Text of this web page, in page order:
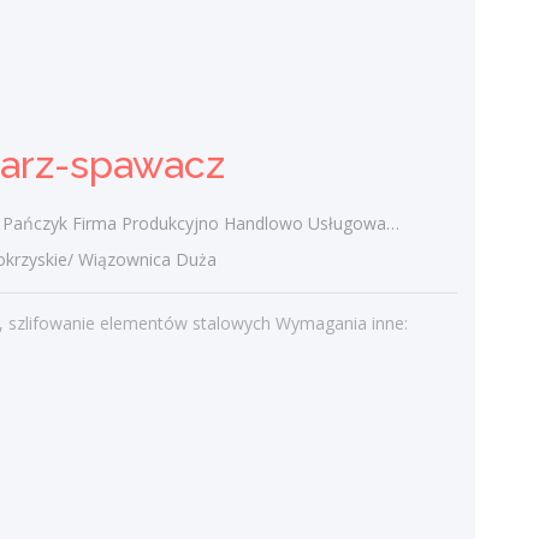
Edukacyjne Sp. z o.o.
Miejsce pracy: region do ustalenia Forma
zatrudnienia: umowa o pracę Tryb pracy:
stanowiska: Pozyskiwanie nowych...
spawacz
Firma Produkcyjno Handlowo Usługowa "KONRAD" Wiązownica Duża
Wiązownica Duża
szlifowanie elementów stalowych Wymagania inne: